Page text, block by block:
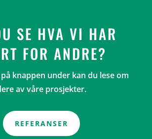
SE HVA VI HAR
FOR ANDRE?
knappen under kan du lese om
av våre prosjekter.
REFERANSER